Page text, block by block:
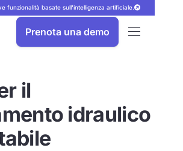
funzionalità basate sull'intelligenza artificiale.
Prenota una demo
il
idraulico